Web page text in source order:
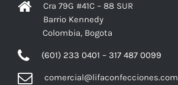
Cra 79G #41C – 88 SUR
Barrio Kennedy
Colombia, Bogota
(601) 233 0401 – 317 487 0099
comercial@lifaconfecciones.com